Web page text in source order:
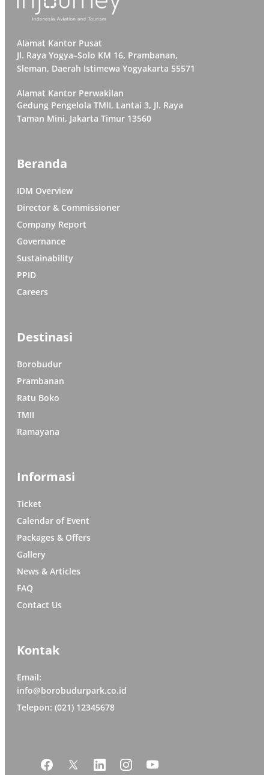
Alamat Kantor Pusat
Jl. Raya Yogya–Solo KM 16, Prambanan,
Sleman, Daerah Istimewa Yogyakarta 55571
Alamat Kantor Perwakilan
Gedung Pengelola TMII, Lantai 3, Jl. Raya
Taman Mini, Jakarta Timur 13560
Beranda
IDM Overview
Director & Commissioner
Company Report
Governance
Sustainability
PPID
Careers
Destinasi
Borobudur
Prambanan
Ratu Boko
TMII
Ramayana
Informasi
Ticket
Calendar of Event
Packages & Offers
Gallery
News & Articles
FAQ
Contact Us
Kontak
Email:
info@borobudurpark.co.id
Telepon: (021) 12345678